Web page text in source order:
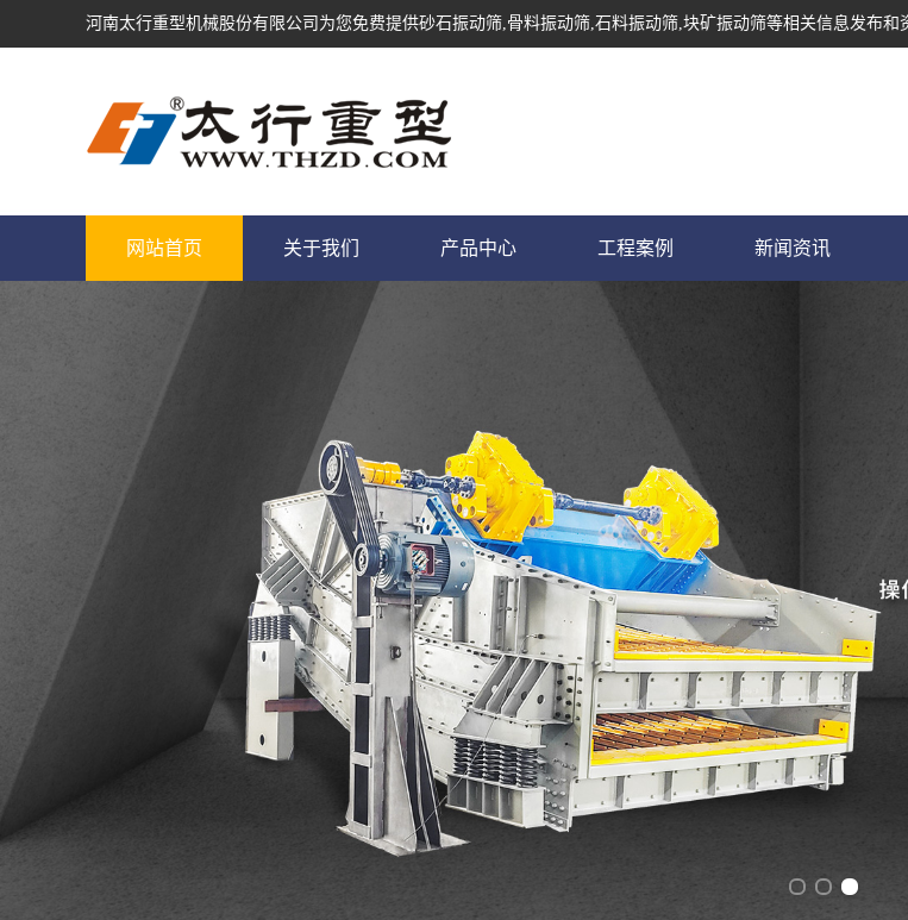
河南太行重型机械股份有限公司为您免费提供砂石振动筛,骨料振动筛,石料振动筛,块矿振动筛等相关信息发布和
网站首页 关于我们 产品中心 工程案例 新闻资讯